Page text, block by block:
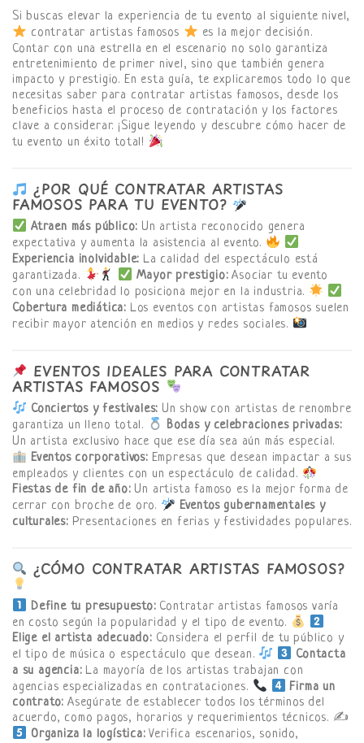
Si buscas elevar la experiencia de tu evento al siguiente nivel,
contratar artistas famosos
es la mejor decisión.
Contar con una estrella en el escenario no solo garantiza
entretenimiento de primer nivel, sino que también genera
impacto y prestigio. En esta guía, te explicaremos todo lo que
necesitas saber para contratar artistas famosos, desde los
beneficios hasta el proceso de contratación y los factores
clave a considerar. ¡Sigue leyendo y descubre cómo hacer de
tu evento un éxito total!
¿POR QUÉ CONTRATAR ARTISTAS
FAMOSOS PARA TU EVENTO?
Atraen más público: Un artista reconocido genera
expectativa y aumenta la asistencia al evento.
Experiencia inolvidable: La calidad del espectáculo está
garantizada.
Mayor prestigio:Asociar tu evento
con una celebridad lo posiciona mejor en la industria.
Cobertura mediática: Los eventos con artistas famosos suelen
recibir mayor atención en medios y redes sociales.
EVENTOS IDEALES PARA CONTRATAR
ARTISTAS FAMOSOS
Conciertos y festivales: Un show con artistas de renombre
garantiza un lleno total.
Bodas y celebraciones privadas:
Un artista exclusivo hace que ese día sea aún más especial.
Eventos corporativos:Empresas que desean impactar a sus
empleados y clientes con un espectáculo de calidad.
Fiestas de fin de año:Un artista famoso es la mejor forma de
cerrar con broche de oro.
Eventos gubernamentales y
culturales:Presentaciones en ferias y festividades populares.
¿CÓMO CONTRATAR ARTISTAS FAMOSOS?
Define tu presupuesto:Contratar artistas famosos varía
en costo según la popularidad y el tipo de evento.
Elige el artista adecuado:Considera el perfil de tu público y
el tipo de música o espectáculo que desean.
Contacta
a su agencia:La mayoría de los artistas trabajan con
agencias especializadas en contrataciones.
Firma un
contrato: Asegúrate de establecer todos los términos del
acuerdo, como pagos, horarios y requerimientos técnicos. ✍
Organiza la logística:Verifica escenarios, sonido,